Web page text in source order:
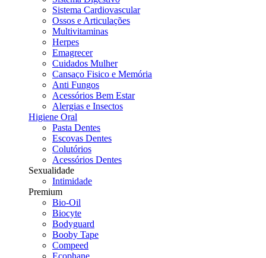
Sistema Cardiovascular
Ossos e Articulações
Multivitaminas
Herpes
Emagrecer
Cuidados Mulher
Cansaço Fisico e Memória
Anti Fungos
Acessórios Bem Estar
Alergias e Insectos
Higiene Oral
Pasta Dentes
Escovas Dentes
Colutórios
Acessórios Dentes
Sexualidade
Intimidade
Premium
Bio-Oil
Biocyte
Bodyguard
Booby Tape
Compeed
Ecophane